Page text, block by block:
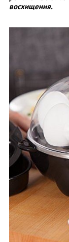
восхищения.